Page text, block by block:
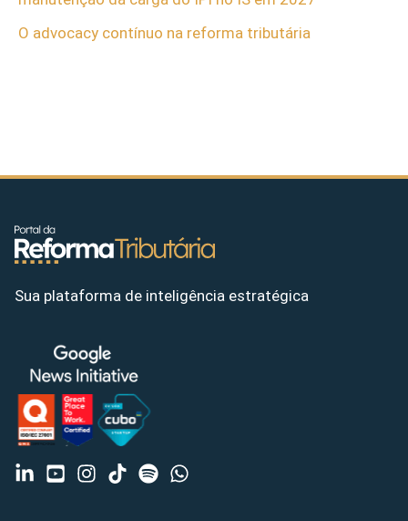
O advocacy contínuo na reforma tributária
Sua plataforma de inteligência estratégica